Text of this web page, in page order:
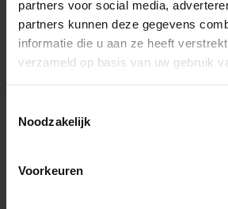
partners voor social media,
partners kunnen deze gegevens
informatie die u aan ze heeft
verzameld op basis van uw gebruik
Noodzakelijk
Voorkeuren
showroom in